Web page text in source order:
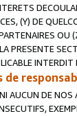
(Y) DE
OU
PRESENTE
INTERDIT
de
AUCUN DE NOS